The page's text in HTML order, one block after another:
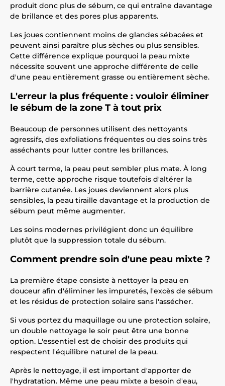
produit donc plus de sébum, ce qui entraîne davantage
de brillance et des pores plus apparents.
Les joues contiennent moins de glandes sébacées et
peuvent ainsi paraître plus sèches ou plus sensibles.
Cette différence explique pourquoi la peau mixte
nécessite souvent une approche différente de celle
d'une peau entièrement grasse ou entièrement sèche.
L'erreur la plus fréquente : vouloir éliminer
le sébum de la zone T à tout prix
Beaucoup de personnes utilisent des nettoyants
agressifs, des exfoliations fréquentes ou des soins très
asséchants pour lutter contre les brillances.
À court terme, la peau peut sembler plus mate. À long
terme, cette approche risque toutefois d'altérer la
barrière cutanée. Les joues deviennent alors plus
sensibles, la peau tiraille davantage et la production de
sébum peut même augmenter.
Les soins modernes privilégient donc un équilibre
plutôt que la suppression totale du sébum.
Comment prendre soin d'une peau mixte ?
La première étape consiste à nettoyer la peau en
douceur afin d'éliminer les impuretés, l'excès de sébum
et les résidus de protection solaire sans l'assécher.
Si vous portez du maquillage ou une protection solaire,
un double nettoyage le soir peut être une bonne
option. L'essentiel est de choisir des produits qui
respectent l'équilibre naturel de la peau.
Après le nettoyage, il est important d'apporter de
l'hydratation. Même une peau mixte a besoin d'eau,